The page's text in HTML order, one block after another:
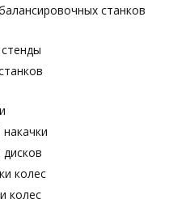
станков
колес
колес